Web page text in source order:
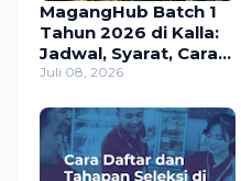
MagangHub Batch 1
Tahun 2026 di Kalla:
Jadwal, Syarat, Cara
Daftar, dan Tips
Juli 08, 2026